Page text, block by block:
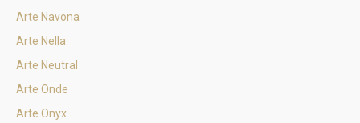
Arte Navona
Arte Nella
Arte Neutral
Arte Onde
Arte Onyx